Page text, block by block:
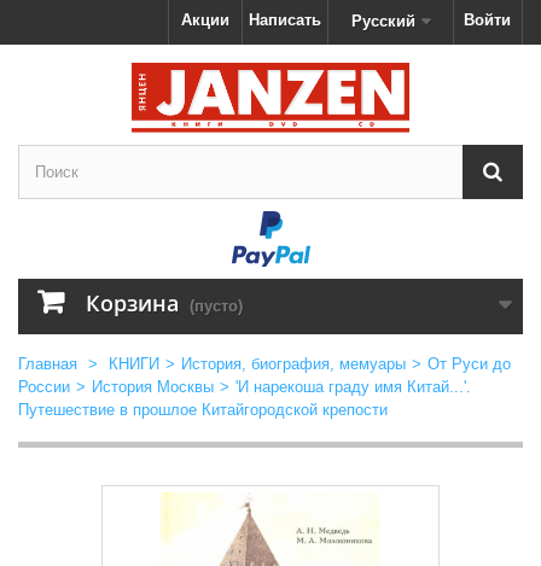
Войти
Русский
Написать
Акции
Корзина (пусто)
Главная > КНИГИ > История, биография, мемуары > От Руси до
России > История Москвы > 'И нарекоша граду имя Китай...'.
Путешествие в прошлое Китайгородской крепости